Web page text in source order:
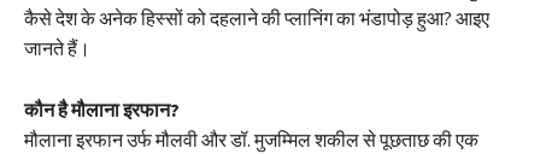
कैसे देश के अनेक हिस्सों को दहलाने की प्लानिंग का भंडापोड़ हुआ? आइए
जानते हैं।
कौन है मौलाना इरफान?
मौलाना इरफान उर्फ ​​मौलवी और डॉ. मुजम्मिल शकील से पूछताछ की एक